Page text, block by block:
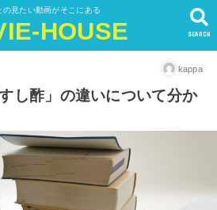
の見たい動画がそこにある
HOUSE SEARCH
kappa
し酢」の違いについて分か